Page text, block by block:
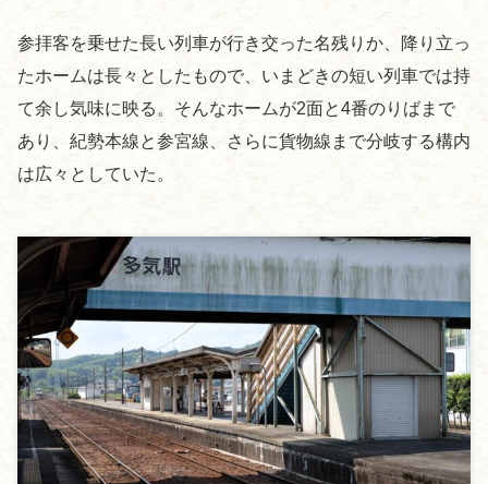
参拝客を乗せた長い列車が行き交った名残りか、降り立っ
たホームは長々としたもので、いまどきの短い列車では持
て余し気味に映る。そんなホームが2面と4番のりばまで
あり、紀勢本線と参宮線、さらに貨物線まで分岐する構内
は広々としていた。